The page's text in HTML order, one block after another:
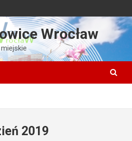
Wrocław
2019